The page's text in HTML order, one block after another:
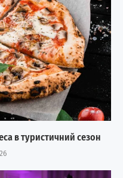
в туристичний сезон